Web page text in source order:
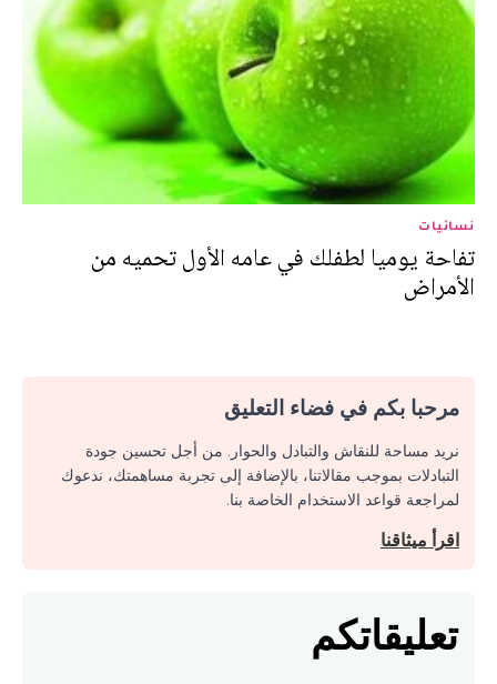
نسائيات
تفاحة يوميا لطفلك في عامه الأول تحميه من
الأمراض
مرحبا بكم في فضاء التعليق
نريد مساحة للنقاش والتبادل والحوار. من أجل تحسين جودة
التبادلات بموجب مقالاتنا، بالإضافة إلى تجربة مساهمتك، ندعوك
لمراجعة قواعد الاستخدام الخاصة بنا.
اقرأ ميثاقنا
تعليقاتكم